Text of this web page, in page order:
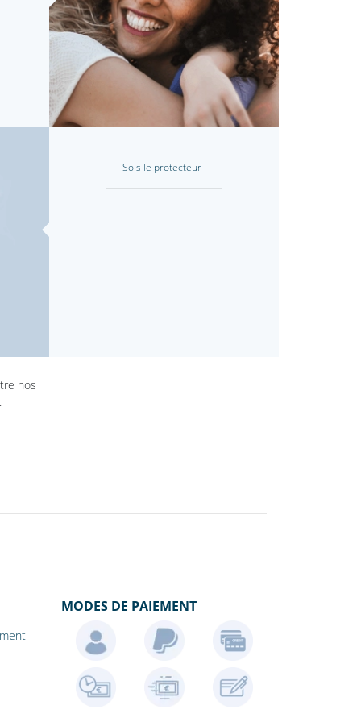
Sois le protecteur !
nos
MODES DE PAIEMENT